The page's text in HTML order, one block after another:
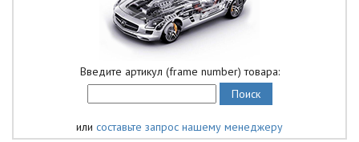
Введите артикул (frame number) товара:
или составьте запрос нашему менеджеру